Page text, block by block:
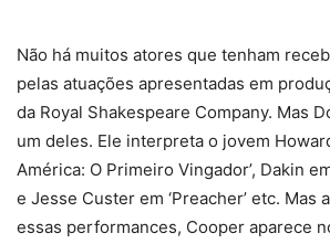
Não há muitos atores que tenham
pelas atuações apresentadas em
da Royal Shakespeare Company. Mas
um deles. Ele interpreta o jovem
América: O Primeiro Vingador’, Dakin
e Jesse Custer em ‘Preacher’ etc. Mas
essas performances, Cooper aparece